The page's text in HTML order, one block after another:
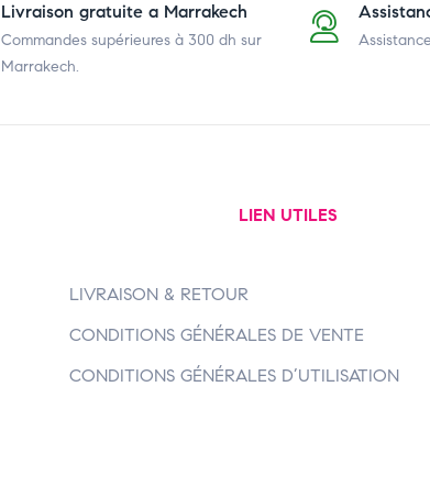
Livraison gratuite a Marrakech
Commandes supérieures à 300 dhsur
Marrakech.
LIEN UTILES
LIVRAISON & RETOUR
CONDITIONS GÉNÉRALES DE VENTE
CONDITIONS GÉNÉRALES D’UTILISATION